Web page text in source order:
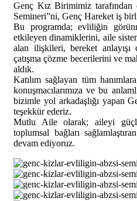
Genç Kız Birimimiz
Semineri”ni, Genç Hareket iş
Bu programda; evliliğin
etkileyen dinamiklerini, aile
alan ilişkileri, bereket anlayışı
çatışma çözme becerilerini ve
aldık.
Katılım sağlayan tüm
konuşmacılarımıza ve bu
bizimle yol arkadaşlığı yapan
teşekkür ederiz.
Mutlu Aile olarak; aileyi
toplumsal bağları
devam ediyoruz.